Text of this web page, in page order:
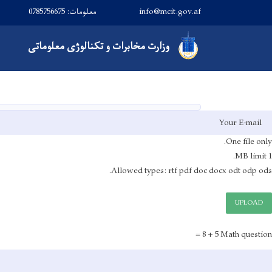
info@mcit.gov.af معلومات: 0785756675
وزارتمخابرات و تکنالوژی معلوماتیMain navigation
صفحه اصلی
E-mail
File
One file only.
1 MB limit.
Allowed types: rtf pdf doc docx odt odp ods.
UPLOAD
Math question
5 + 8 =